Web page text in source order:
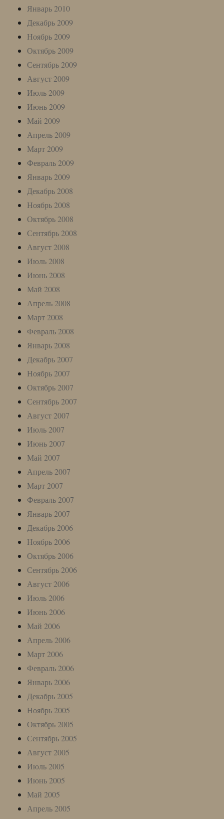
Январь 2010
Декабрь 2009
Ноябрь 2009
Октябрь 2009
Сентябрь 2009
Август 2009
Июль 2009
Июнь 2009
Май 2009
Апрель 2009
Март 2009
Февраль 2009
Январь 2009
Декабрь 2008
Ноябрь 2008
Октябрь 2008
Сентябрь 2008
Август 2008
Июль 2008
Июнь 2008
Май 2008
Апрель 2008
Март 2008
Февраль 2008
Январь 2008
Декабрь 2007
Ноябрь 2007
Октябрь 2007
Сентябрь 2007
Август 2007
Июль 2007
Июнь 2007
Май 2007
Апрель 2007
Март 2007
Февраль 2007
Январь 2007
Декабрь 2006
Ноябрь 2006
Октябрь 2006
Сентябрь 2006
Август 2006
Июль 2006
Июнь 2006
Май 2006
Апрель 2006
Март 2006
Февраль 2006
Январь 2006
Декабрь 2005
Ноябрь 2005
Октябрь 2005
Сентябрь 2005
Август 2005
Июль 2005
Июнь 2005
Май 2005
Апрель 2005